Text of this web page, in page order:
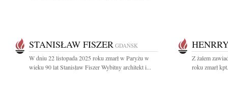
STANISŁAW FISZER GDAŃSK
W dniu 22 listopada 2025 roku zmarł w Paryżu w
wieku 90 lat Stanisław Fiszer Wybitny architekt i...
Z żalem
roku zmarł